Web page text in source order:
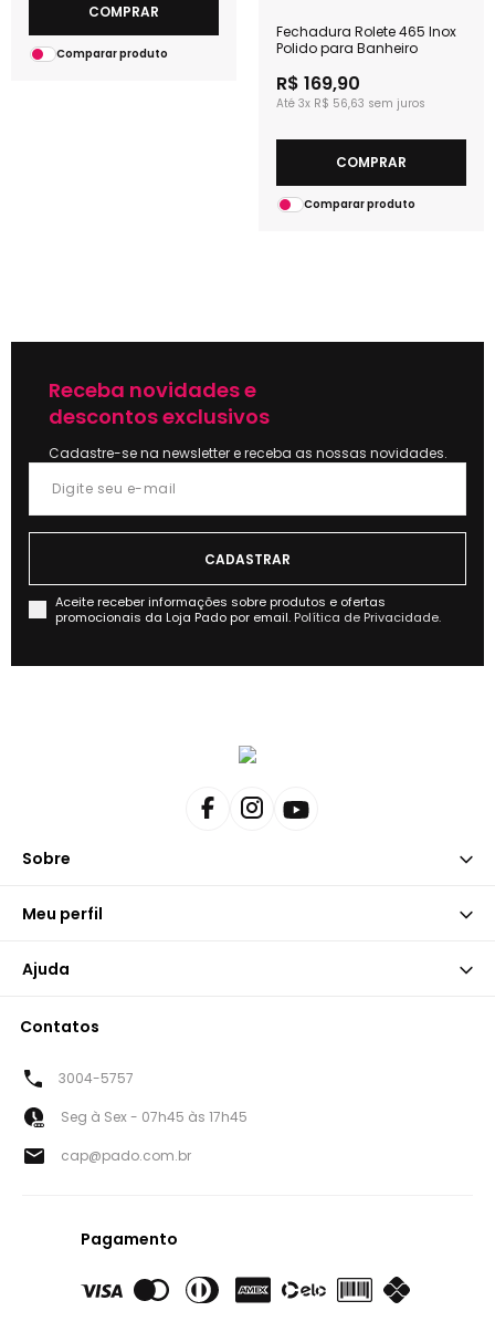
COMPRAR
Comparar produto
Fechadura Rolete 465 Inox
Polido para Banheiro
R$ 169,90
3x R$ 56,63
COMPRAR
Comparar produto
Receba novidades e
descontos exclusivos
Cadastre-se na newsletter e receba as nossas novidades.
Aceite receber informações sobre produtos e ofertas
promocionais da Loja Pado por email. Política de Privacidade.
Sobre
Meu perfil
Ajuda
Contatos
3004-5757
Seg à Sex - 07h45 às 17h45
cap@pado.com.br
Pagamento